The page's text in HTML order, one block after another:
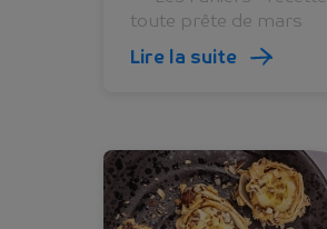
toute prête de mars
Lire la suite